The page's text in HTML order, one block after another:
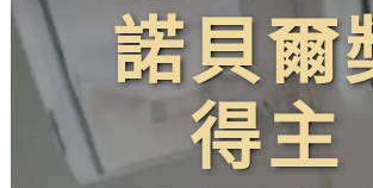
諾貝爾
得主